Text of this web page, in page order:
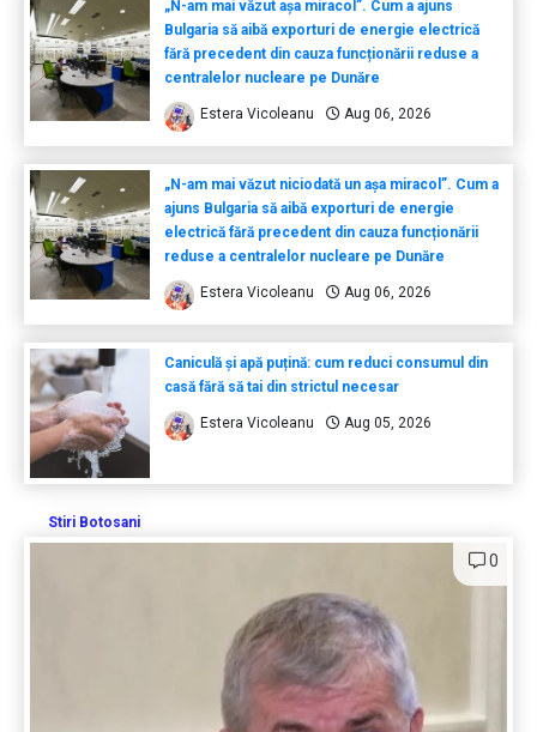
„N-am mai văzut așa miracol”. Cum a ajuns
Bulgaria să aibă exporturi de energie electrică
fără precedent din cauza funcționării reduse a
centralelor nucleare pe Dunăre
Estera Vicoleanu Aug 06, 2026
„N-am mai văzut niciodată un așa miracol”. Cum a
ajuns Bulgaria să aibă exporturi de energie
electrică fără precedent din cauza funcționării
reduse a centralelor nucleare pe Dunăre
Estera Vicoleanu Aug 06, 2026
Caniculă și apă puțină: cum reduci consumul din
casă fără să tai din strictul necesar
Estera Vicoleanu Aug 05, 2026
Stiri Botosani
0